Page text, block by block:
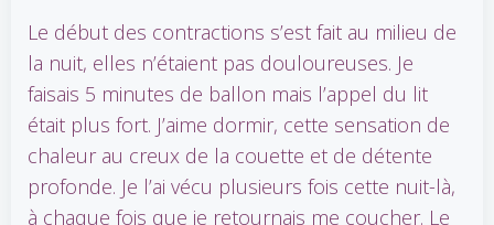
Le début des contractions s’est fait au milieu de
la nuit, elles n’étaient pas douloureuses. Je
faisais 5 minutes de ballon mais l’appel du lit
était plus fort. J’aime dormir, cette sensation de
chaleur au creux de la couette et de détente
profonde. Je l’ai vécu plusieurs fois cette nuit-là,
à chaque fois que je retournais me coucher. Le